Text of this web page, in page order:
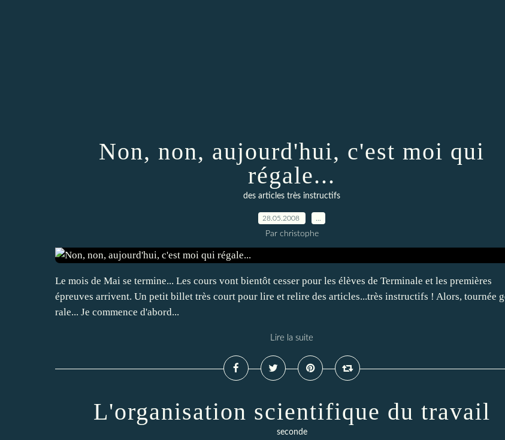
Non, non, aujourd'hui, c'est moi qui
régale...
des articles très instructifs
28.05.2008
Par christophe
Le mois de Mai se termine... Les cours vont bientôt cesser pour les élèves de Terminale et les premières
épreuves arrivent. Un petit billet très court pour lire et relire des articles...très instructifs ! Alors, tournée
rale... Je commence d'abord...
Lire la suite
L'organisation scientifique du travail
seconde